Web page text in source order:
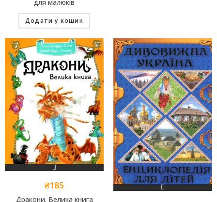
для малюків
Додати у кошик
₴185
Дракони. Велика книга